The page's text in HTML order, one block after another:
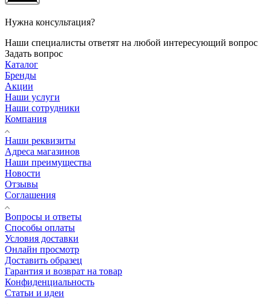
Нужна консультация?
Наши специалисты ответят на любой интересующий вопрос
Задать вопрос
Каталог
Бренды
Акции
Наши услуги
Наши сотрудники
Компания
Наши реквизиты
Адреса магазинов
Наши преимущества
Новости
Отзывы
Соглашения
Вопросы и ответы
Способы оплаты
Условия доставки
Онлайн просмотр
Доставить образец
Гарантия и возврат на товар
Конфиденциальность
Статьи и идеи